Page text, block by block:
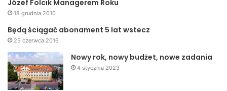
Józef Folcik Managerem Roku
18 grudnia 2010
Będą ściągać abonament 5 lat wstecz
25 czerwca 2016
Nowy rok, nowy budżet, nowe zadania
4 stycznia 2023